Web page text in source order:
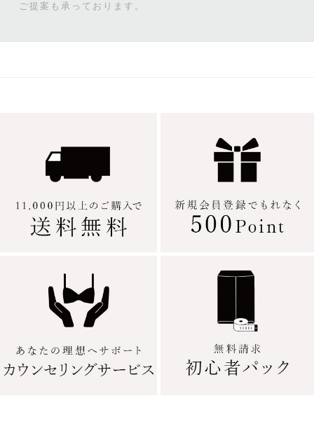
ご提案も承っております。